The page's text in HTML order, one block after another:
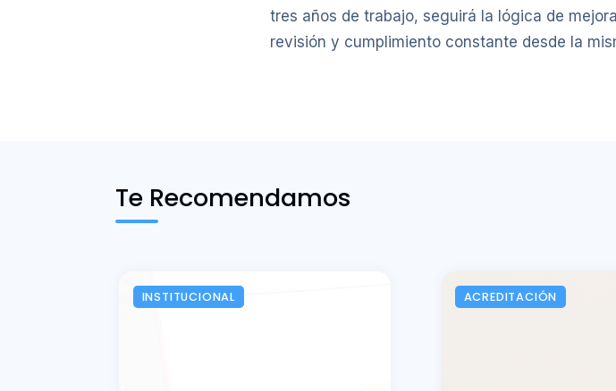
tres años de trabajo, seguirá la lógica de
revisión y cumplimiento constante desde la
Te Recomendamos
INSTITUCIONAL ACREDITACIÓN